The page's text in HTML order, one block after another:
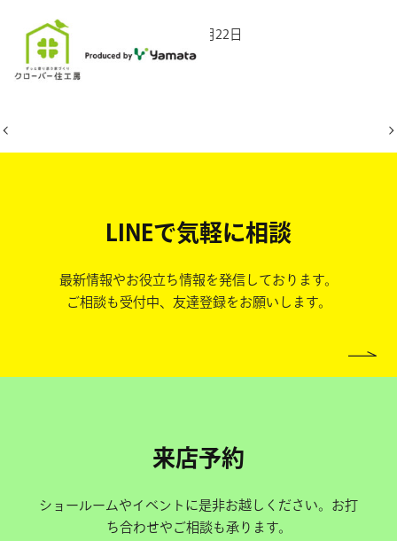
2025年11月22日
LINEで気軽に相談
最新情報やお役立ち情報を発信しております。
ご相談も受付中、友達登録をお願いします。
来店予約
ショールームやイベントに是非お越しください。お打
ち合わせやご相談も承ります。